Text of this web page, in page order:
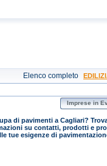
Elenco completo
Imprese in
di pavimenti a Cagliari?
su contatti, prodotti e
tue esigenze di